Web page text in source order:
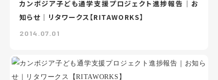
カンボジア子ども通学支援プロジェクト進捗報告｜お
知らせ｜リタワークス【RITAWORKS】
2014.07.01